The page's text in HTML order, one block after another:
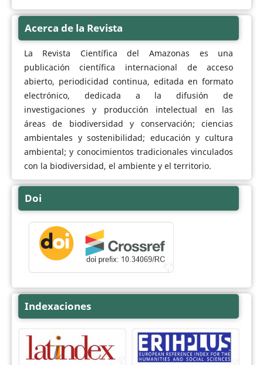
Acerca de la Revista
La Revista Científica del Amazonas es una
publicación científica internacional de acceso
abierto, periodicidad continua, editada en formato
electrónico, dedicada a la difusión de
investigaciones y producción intelectual en las
áreas de biodiversidad y conservación; ciencias
ambientales y sostenibilidad; educación y cultura
ambiental; y conocimientos tradicionales vinculados
con la biodiversidad, el ambiente y el territorio.
Doi
Indexaciones